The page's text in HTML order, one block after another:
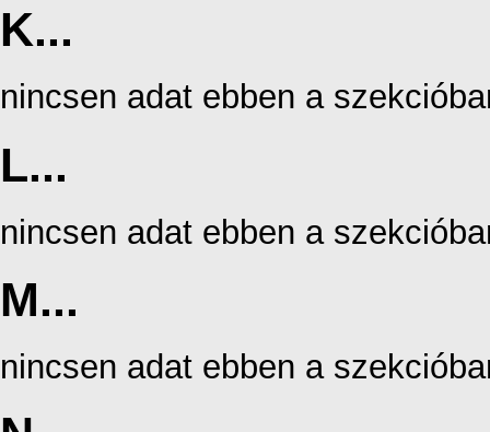
K...
nincsen adat ebben a
L...
nincsen adat ebben a
M...
nincsen adat ebben a